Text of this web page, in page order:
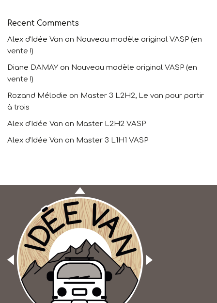
Recent Comments
Alex d'Idée Van on Nouveau modèle original VASP (en
vente !)
Diane DAMAY on Nouveau modèle original VASP (en
vente !)
Rozand Mélodie on Master 3 L2H2, Le van pour partir
à trois
Alex d'Idée Van on Master L2H2 VASP
Alex d'Idée Van on Master 3 L1H1 VASP